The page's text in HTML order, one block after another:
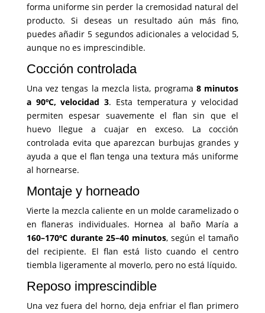
forma uniforme sin perder la cremosidad natural del
producto. Si deseas un resultado aún más fino,
puedes añadir 5 segundos adicionales a velocidad 5,
aunque no es imprescindible.
Cocción controlada
Una vez tengas la mezcla lista, programa 8 minutos
a 90ºC, velocidad 3. Esta temperatura y velocidad
permiten espesar suavemente el flan sin que el
huevo llegue a cuajar en exceso. La cocción
controlada evita que aparezcan burbujas grandes y
ayuda a que el flan tenga una textura más uniforme
al hornearse.
Montaje y horneado
Vierte la mezcla caliente en un molde caramelizado o
en flaneras individuales. Hornea al baño María a
160–170ºC durante 25–40 minutos, según el tamaño
del recipiente. El flan está listo cuando el centro
tiembla ligeramente al moverlo, pero no está líquido.
Reposo imprescindible
Una vez fuera del horno, deja enfriar el flan primero